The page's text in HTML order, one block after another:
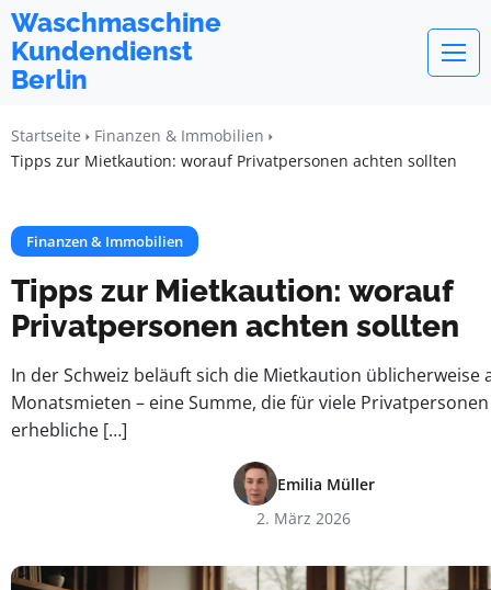
Waschmaschine
Kundendienst
Berlin
Startseite
Finanzen & Immobilien
Tipps zur Mietkaution: worauf Privatpersonen achten sollten
Finanzen & Immobilien
Tipps zur Mietkaution: worauf
Privatpersonen achten sollten
In der Schweiz beläuft sich die Mietkaution üblicherweise
Monatsmieten – eine Summe, die für viele
erhebliche […]
Emilia Müller
2. März 2026